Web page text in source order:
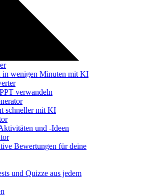
in wenigen Minuten mit KI
verwandeln
schneller mit KI
und -Ideen
Bewertungen für deine
und Quizze aus jedem